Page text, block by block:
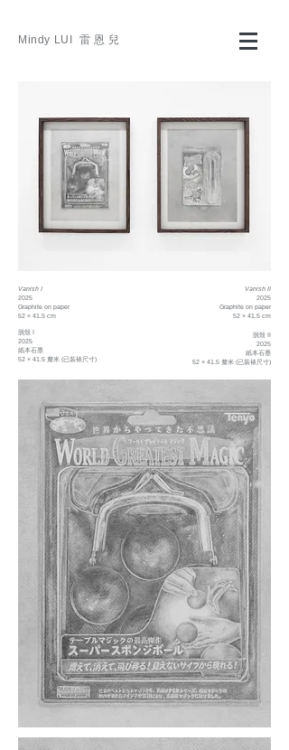
Mindy LUI 雷 恩 兒
Vanish I
2025
Graphite on paper
52 × 41.5 cm
Vanish II
2025
Graphite on paper
52 × 41.5 cm
脱殼 I
2025
紙本石墨
52 × 41.5 釐米 (已裝裱尺寸)
脱殼 II
2025
紙本石墨
52 × 41.5 釐米 (已裝裱尺寸)